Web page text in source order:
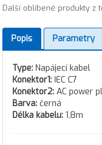
Další oblíbené produkty z
Popis Parametry
Type: Napájecí kabel
Konektor1: IEC C7
Konektor2: AC power
Barva: černá
Délka kabelu: 1,8m